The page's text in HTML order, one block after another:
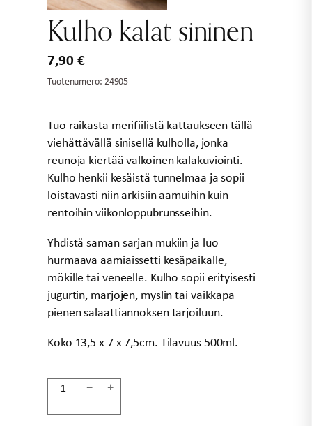
Kulho kalat sininen
7,90 €
Tuotenumero: 24905
Tuo raikasta merifiilistä kattaukseen tällä
viehättävällä sinisellä kulholla, jonka
reunoja kiertää valkoinen kalakuviointi.
Kulho henkii kesäistä tunnelmaa ja sopii
loistavasti niin arkisiin aamuihin kuin
rentoihin viikonloppubrunsseihin.
Yhdistä saman sarjan mukiin ja luo
hurmaava aamiaissetti kesäpaikalle,
mökille tai veneelle. Kulho sopii erityisesti
jugurtin, marjojen, myslin tai vaikkapa
pienen salaattiannoksen tarjoiluun.
Koko 13,5 x 7 x 7,5cm. Tilavuus 500ml.
Kulho
− +